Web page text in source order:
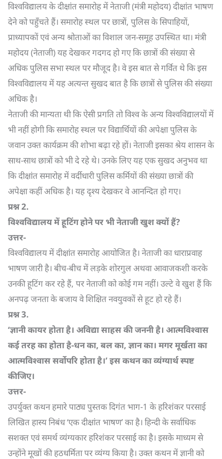
विश्वविद्यालय के दीक्षांत समारोह में नेताजी (मंत्री महोदय) दीक्षांत भाषण
देने को पहुँचते हैं। समारोह स्थल पर छात्रों, पुलिस के सिपाहियों,
प्राध्यापकों एवं अन्य श्रोताओं का विशाल जन-समूह उपस्थित था। मंत्री
महोदय (नेताजी) यह देखकर गदगद हो गए कि छात्रों की संख्या से
अधिक पुलिस सभा स्थल पर मौजूद है। वे इस बात से गर्वित थे कि इस
विश्वविद्यालय में यह अत्यन्त सुखद बात है कि छात्रों से पुलिस की संख्या
अधिक है।
नेताजी की मान्यता थी कि ऐसी प्रगति तो विश्व के अन्य विश्वविद्यालयों में
भी नहीं होगी कि समारोह स्थल पर विद्यार्थियों की अपेक्षा पुलिस के
जवान उक्त कार्यक्रम की शोभा बढ़ा रहे हों। नेताजी इसका श्रेय शासन के
साथ-साथ छात्रों को भी दे रहे थे। उनके लिए यह एक सुखद अनुभव था
कि दीक्षांत समारोह में वर्दीधारी पुलिस कर्मियों की संख्या छात्रों की
अपेक्षा कहीं अधिक है। यह दृश्य देखकर वे आनन्दित हो गए।
प्रश्न2.
विश्वविद्यालय में हूटिंग होने पर भी नेताजी खुश क्यों हैं?
उत्तर-
विश्वविद्यालय में दीक्षांत समारोह आयोजित है। नेताजी का धाराप्रवाह
भाषण जारी है। बीच-बीच में लड़के शोरगुल अथवा आवाजकशी करके
उनकी हूटिंग कर रहे हैं, पर नेताजी को कोई गम नहीं। उल्टे वे खुश हैं कि
अनपढ़ जनता के बजाय वे शिक्षित नवयुवकों से हूट हो रहे हैं।
प्रश्न3.
‘ज्ञानी कायर होता है। अविद्या साहस की जननी है। आत्मविश्वास
कई तरह का होता है-धन का, बल का, ज्ञान का। मगर मूर्खता का
आत्मविश्वास सर्वोपरि होता है।’ इस कथन का व्यंग्यार्थ स्पष्ट
कीजिए।
उत्तर-
उपर्युक्त कथन हमारे पाठ्य पुस्तक दिगंत भाग-1 के हरिशंकर परसाई
लिखित हास्य निबंध ‘एक दीक्षांत भाषण’ का है। हिन्दी के सर्वाधिक
सशक्त एवं समर्थ व्यंग्यकार हरिशंकर परसाई का है। इसके माध्यम से
उन्होंने मूखों की हठधर्मिता पर व्यंग्य किया है। उक्त कथन में ज्ञानी को